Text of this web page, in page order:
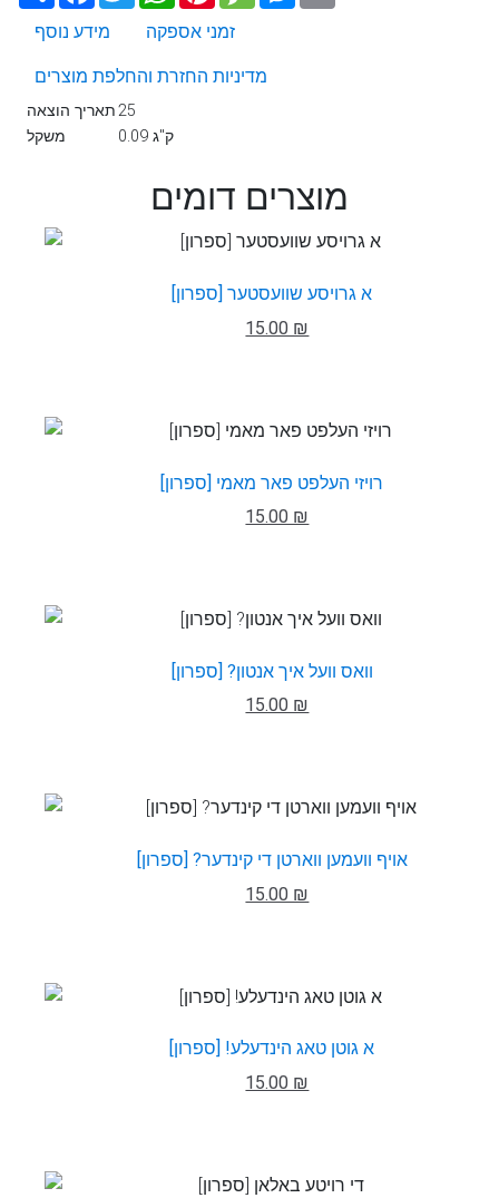
מידע נוסף
זמני אספקה
מדיניות החזרת והחלפת מוצרים
תאריך הוצאה25
משקל
0.09 ק"ג
מוצרים דומים
א גרויסע שוועסטער [ספרון]
15.00 ₪
רויזי העלפט פאר מאמי [ספרון]
15.00 ₪
וואס וועל איך אנטון? [ספרון]
15.00 ₪
אויף וועמען ווארטן די קינדער? [ספרון]
15.00 ₪
א גוטן טאג הינדעלע! [ספרון]
15.00 ₪